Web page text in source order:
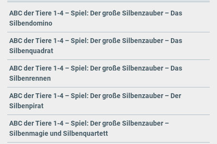
ABC der Tiere 1-4 – Spiel: Der große Silbenzauber – Das
Silbendomino
ABC der Tiere 1-4 – Spiel: Der große Silbenzauber – Das
Silbenquadrat
ABC der Tiere 1-4 – Spiel: Der große Silbenzauber – Das
Silbenrennen
ABC der Tiere 1-4 – Spiel: Der große Silbenzauber – Der
Silbenpirat
ABC der Tiere 1-4 – Spiel: Der große Silbenzauber –
Silbenmagie und Silbenquartett